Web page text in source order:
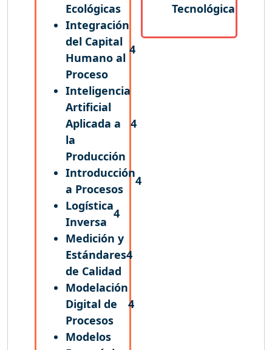
Ecológicas
Integración
del Capital
Humano al
Proceso
4
Inteligencia
Artificial
Aplicada a
la
Producción
4
Introducción
a Procesos
4
Logística
Inversa
4
Medición y
Estándares
de Calidad
4
Modelación
Digital de
Procesos
4
Modelos
Tecnológica